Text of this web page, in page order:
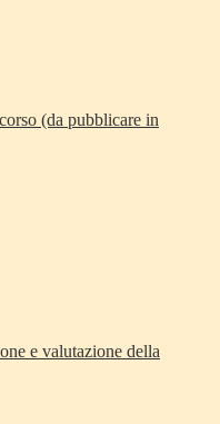
(da pubblicare in
e valutazione della